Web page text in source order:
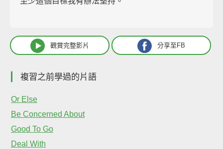
觀賞完整影片 分享至FB
複習之前學過的片語
Or Else
Be Concerned About
Good To Go
Deal With